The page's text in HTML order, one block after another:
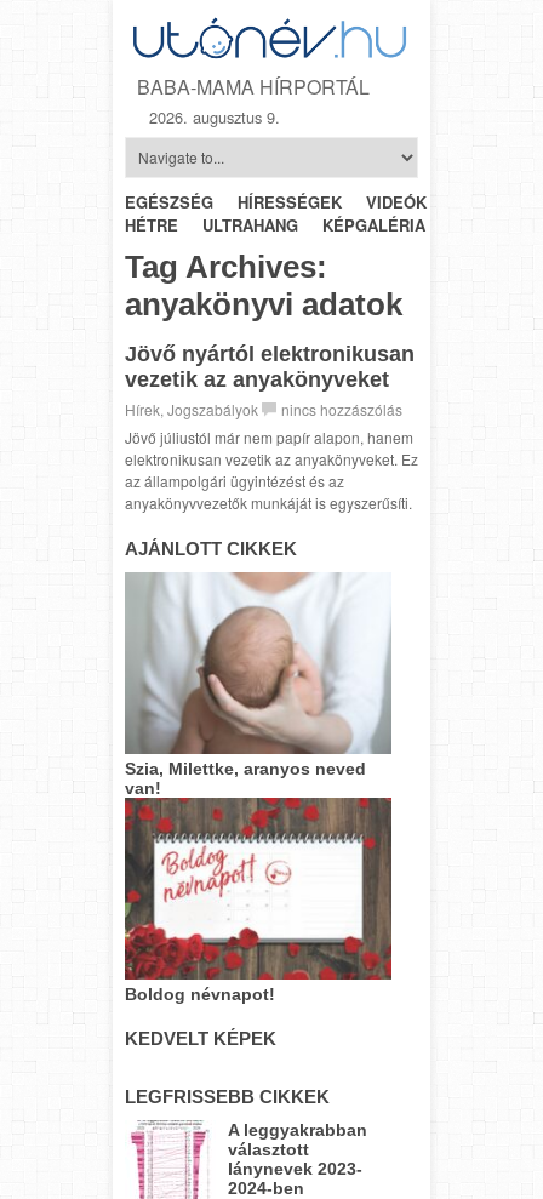
BABA-MAMA HÍRPORTÁL
2026. augusztus 9.
EGÉSZSÉG HÍRESSÉGEK VIDEÓK
HÉTRŐL-
HÉTRE
ULTRAHANG KÉPGALÉRIA
Tag Archives:
anyakönyvi adatok
Jövő nyártól elektronikusan
vezetik az anyakönyveket
Hírek, Jogszabályok
nincs hozzászólás
Jövő júliustól már nem papír alapon, hanem
elektronikusan vezetik az anyakönyveket. Ez
az állampolgári ügyintézést és az
anyakönyvvezetők munkáját is egyszerűsíti.
AJÁNLOTT CIKKEK
Szia, Milettke, aranyos neved
van!
Boldog névnapot!
KEDVELT KÉPEK
LEGFRISSEBB CIKKEK
A leggyakrabban
választott
lánynevek 2023-
2024-ben